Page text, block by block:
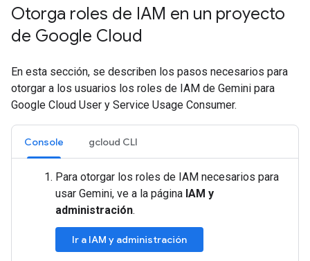
Otorga roles de IAM en un proyecto
de Google Cloud
En esta sección, se describen los pasos necesarios para
otorgar a los usuarios los roles de IAM de Gemini para
Google Cloud User y Service Usage Consumer.
Console gcloud CLI
Para otorgar los roles de IAM necesarios para
usar Gemini, ve a la página IAM y
administración.
Ir a IAM y administración